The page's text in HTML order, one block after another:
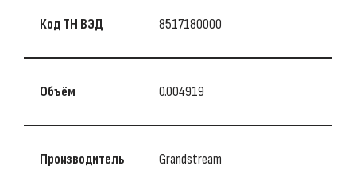
Код ТН ВЭД 8517180000
Объём 0.004919
Производитель Grandstream